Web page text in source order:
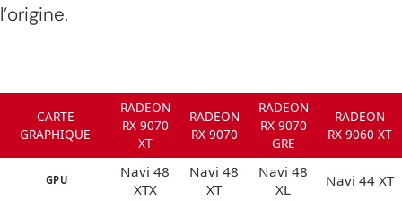
l’origine.
CARTE
GRAPHIQUE
RADEON
RX 9070
XT
RADEON
RX 9070
RADEON
RX 9070
GRE
RADEON
RX 9060 XT
GPU
Navi 48
XTX
Navi 48
XT
Navi 48
XL
Navi 44 XT